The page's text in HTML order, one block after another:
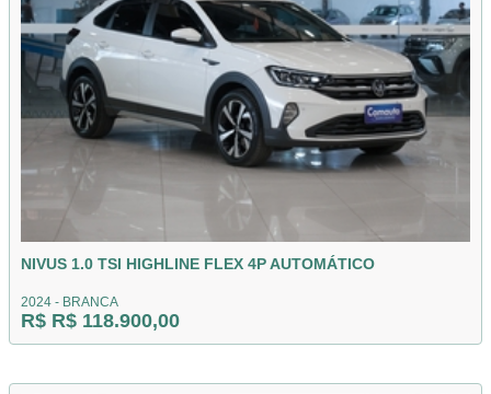
NIVUS 1.0 TSI HIGHLINE FLEX 4P AUTOMÁTICO
2024 - BRANCA
R$ R$ 118.900,00